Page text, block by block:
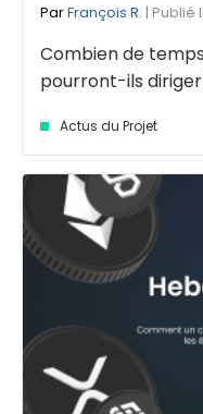
ParFrançois R. | Publié
Combien de
pourront-ils
Actus du Projet